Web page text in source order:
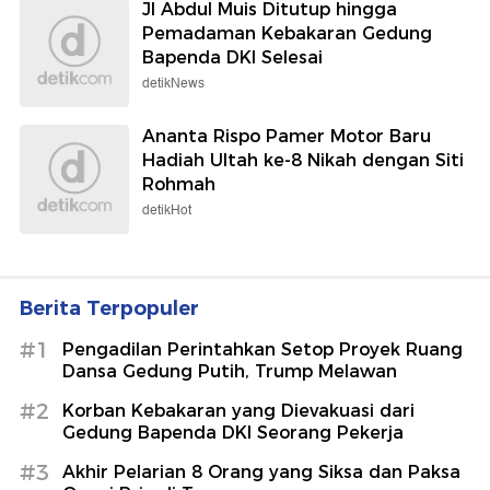
Jl Abdul Muis Ditutup hingga
Pemadaman Kebakaran Gedung
Bapenda DKI Selesai
detikNews
Ananta Rispo Pamer Motor Baru
Hadiah Ultah ke-8 Nikah dengan Siti
Rohmah
detikHot
Berita Terpopuler
#1
Pengadilan Perintahkan Setop Proyek Ruang
Dansa Gedung Putih, Trump Melawan
#2
Korban Kebakaran yang Dievakuasi dari
Gedung Bapenda DKI Seorang Pekerja
#3
Akhir Pelarian 8 Orang yang Siksa dan Paksa